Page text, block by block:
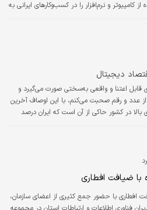
از کامپیوتر و نرم‌افزار را در کسب‌وکارهای ایرانی به
دیجیتال
قابل اعتنا و واقعی به‌سختی صورت می‌گیرد و
عدد و رقم صحبت می‌کنم، با این اوصاف آخرین
بالا در کشور حاکی از آن است که ایران درصد
به دیگر کشورها صادر می‌کند.
با ضیافت افطاری
افطاری با حضور جمع کثیری از اعضای سازمان،